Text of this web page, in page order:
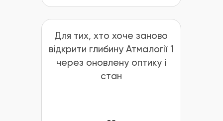
Для тих, хто хоче заново
відкрити глибину Атмалогії 1
через оновлену оптику і
стан